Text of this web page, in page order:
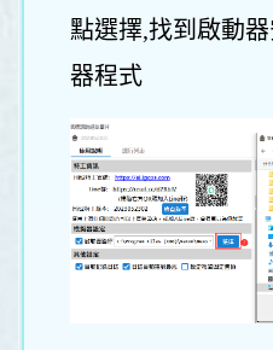
點選擇,找到啟動
器程式